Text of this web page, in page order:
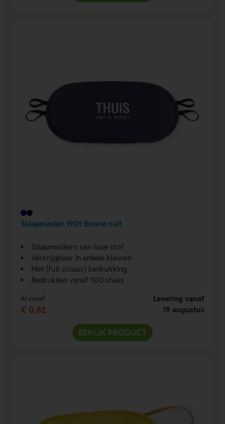
Slaapmasker 190t Bonne nuit
Slaapmaskers van luxe stof
Verkrijgbaar in enkele kleuren
Met (full colour) bedrukking
Bedrukken vanaf 100 stuks
Al vanaf
€ 0,82
Levering vanaf
19 augustus
BEKIJK PRODUCT